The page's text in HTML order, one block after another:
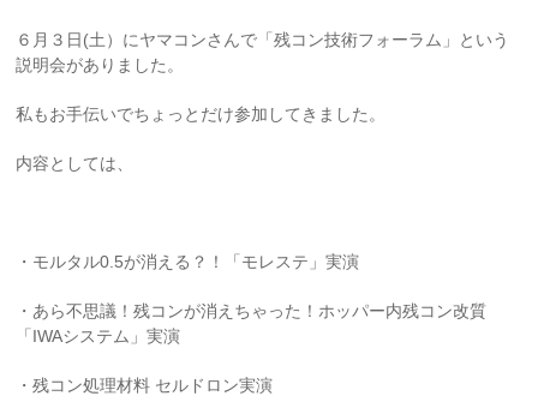
６月３日(土）にヤマコンさんで「残コン技術フォーラム」という
説明会がありました。
私もお手伝いでちょっとだけ参加してきました。
内容としては、
・モルタル0.5が消える？！「モレステ」実演
・あら不思議！残コンが消えちゃった！ホッパー内残コン改質
「IWAシステム」実演
・残コン処理材料 セルドロン実演